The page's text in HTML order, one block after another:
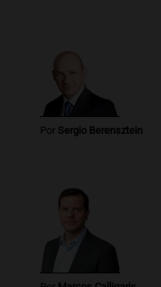
Por Sergio Berensztein